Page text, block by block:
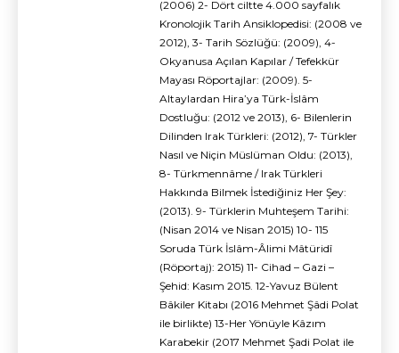
(2006) 2- Dört ciltte 4.000 sayfalık
Kronolojik Tarih Ansiklopedisi: (2008 ve
2012), 3- Tarih Sözlüğü: (2009), 4-
Okyanusa Açılan Kapılar / Tefekkür
Mayası Röportajlar: (2009). 5-
Altaylardan Hira’ya Türk-İslâm
Dostluğu: (2012 ve 2013), 6- Bilenlerin
Dilinden Irak Türkleri: (2012), 7- Türkler
Nasıl ve Niçin Müslüman Oldu: (2013),
8- Türkmennâme / Irak Türkleri
Hakkında Bilmek İstediğiniz Her Şey:
(2013). 9- Türklerin Muhteşem Tarihi:
(Nisan 2014 ve Nisan 2015) 10- 115
Soruda Türk İslâm-Âlimi Mâtüridî
(Röportaj): 2015) 11- Cihad – Gazi –
Şehid: Kasım 2015. 12-Yavuz Bülent
Bâkiler Kitabı (2016 Mehmet Şâdi Polat
ile birlikte) 13-Her Yönüyle Kâzım
Karabekir (2017 Mehmet Şadi Polat ile